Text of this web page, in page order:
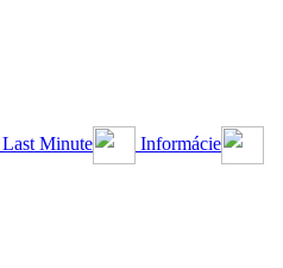
Last Minute
Informácie